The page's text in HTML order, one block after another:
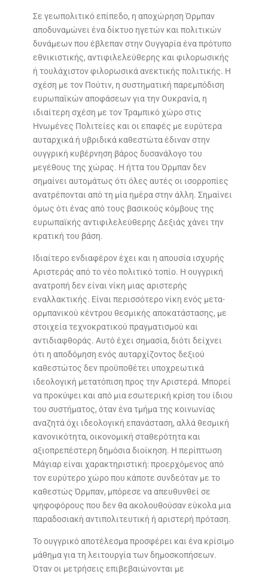
Σε γεωπολιτικό επίπεδο, η αποχώρηση Όρμπαν
αποδυναμώνει ένα δίκτυο ηγετών και πολιτικών
δυνάμεων που έβλεπαν στην Ουγγαρία ένα πρότυπο
εθνικιστικής, αντιφιλελεύθερης και φιλορωσικής
ή τουλάχιστον φιλορωσικά ανεκτικής πολιτικής. Η
σχέση με τον Πούτιν, η συστηματική παρεμπόδιση
ευρωπαϊκών αποφάσεων για την Ουκρανία, η
ιδιαίτερη σχέση με τον Τραμπικό χώρο στις
Ηνωμένες Πολιτείες και οι επαφές με ευρύτερα
αυταρχικά ή υβριδικά καθεστώτα έδιναν στην
ουγγρική κυβέρνηση βάρος δυσανάλογο του
μεγέθους της χώρας. Η ήττα του Όρμπαν δεν
σημαίνει αυτομάτως ότι όλες αυτές οι ισορροπίες
ανατρέπονται από τη μία ημέρα στην άλλη. Σημαίνει
όμως ότι ένας από τους βασικούς κόμβους της
ευρωπαϊκής αντιφιλελεύθερης Δεξιάς χάνει την
κρατική του βάση.
Ιδιαίτερο ενδιαφέρον έχει και η απουσία ισχυρής
Αριστεράς από το νέο πολιτικό τοπίο. Η ουγγρική
ανατροπή δεν είναι νίκη μιας αριστερής
εναλλακτικής. Είναι περισσότερο νίκη ενός μετα-
ορμπανικού κέντρου θεσμικής αποκατάστασης, με
στοιχεία τεχνοκρατικού πραγματισμού και
αντιδιαφθοράς. Αυτό έχει σημασία, διότι δείχνει
ότι η αποδόμηση ενός αυταρχίζοντος δεξιού
καθεστώτος δεν προϋποθέτει υποχρεωτικά
ιδεολογική μετατόπιση προς την Αριστερά. Μπορεί
να προκύψει και από μια εσωτερική κρίση του ίδιου
του συστήματος, όταν ένα τμήμα της κοινωνίας
αναζητά όχι ιδεολογική επανάσταση, αλλά θεσμική
κανονικότητα, οικονομική σταθερότητα και
αξιοπρεπέστερη δημόσια διοίκηση. Η περίπτωση
Μάγιαρ είναι χαρακτηριστική: προερχόμενος από
τον ευρύτερο χώρο που κάποτε συνδεόταν με το
καθεστώς Όρμπαν, μπόρεσε να απευθυνθεί σε
ψηφοφόρους που δεν θα ακολουθούσαν εύκολα μια
παραδοσιακή αντιπολιτευτική ή αριστερή πρόταση.
Το ουγγρικό αποτέλεσμα προσφέρει και ένα κρίσιμο
μάθημα για τη λειτουργία των δημοσκοπήσεων.
Όταν οι μετρήσεις επιβεβαιώνονται με